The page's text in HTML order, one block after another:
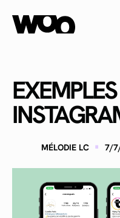
MÉLODIE LC · 7/